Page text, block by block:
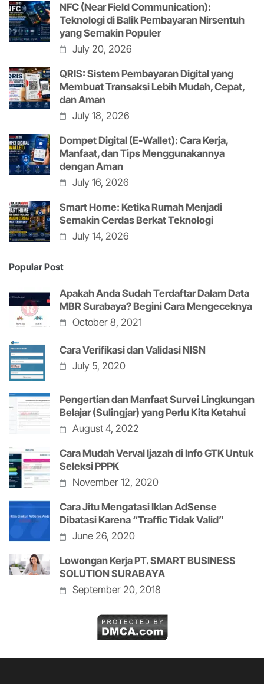
NFC (Near Field Communication):
Teknologi di Balik Pembayaran Nirsentuh
yang Semakin Populer
July 20, 2026
QRIS: Sistem Pembayaran Digital yang
Membuat Transaksi Lebih Mudah, Cepat,
dan Aman
July 18, 2026
Dompet Digital (E-Wallet): Cara Kerja,
Manfaat, dan Tips Menggunakannya
dengan Aman
July 16, 2026
Smart Home: Ketika Rumah Menjadi
Semakin Cerdas Berkat Teknologi
July 14, 2026
Popular Post
Apakah Anda Sudah Terdaftar Dalam Data
MBR Surabaya? Begini Cara Mengeceknya
October 8, 2021
Cara Verifikasi dan Validasi NISN
July 5, 2020
Pengertian dan Manfaat Survei Lingkungan
Belajar (Sulingjar) yang Perlu Kita Ketahui
August 4, 2022
Cara Mudah Verval Ijazah di Info GTK Untuk
Seleksi PPPK
November 12, 2020
Cara Jitu Mengatasi Iklan AdSense
Dibatasi Karena “Traffic Tidak Valid”
June 26, 2020
Lowongan Kerja PT. SMART BUSINESS
SOLUTION SURABAYA
September 20, 2018